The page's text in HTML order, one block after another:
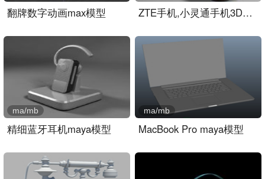
翻牌数字动画max模型 ZTE手机,小灵通手机3D模型..
精细蓝牙耳机maya模型
ma/mb
MacBook Pro maya模型
ma/mb